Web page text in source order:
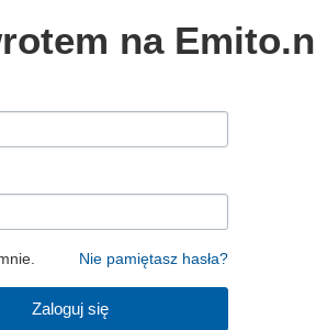
na
Nie pamiętasz hasła?
Zaloguj się